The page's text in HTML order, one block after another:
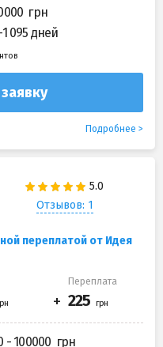
095 дней
Подробнее
Отзывов: 1
переплатой от Идея
Переплата
- 100000